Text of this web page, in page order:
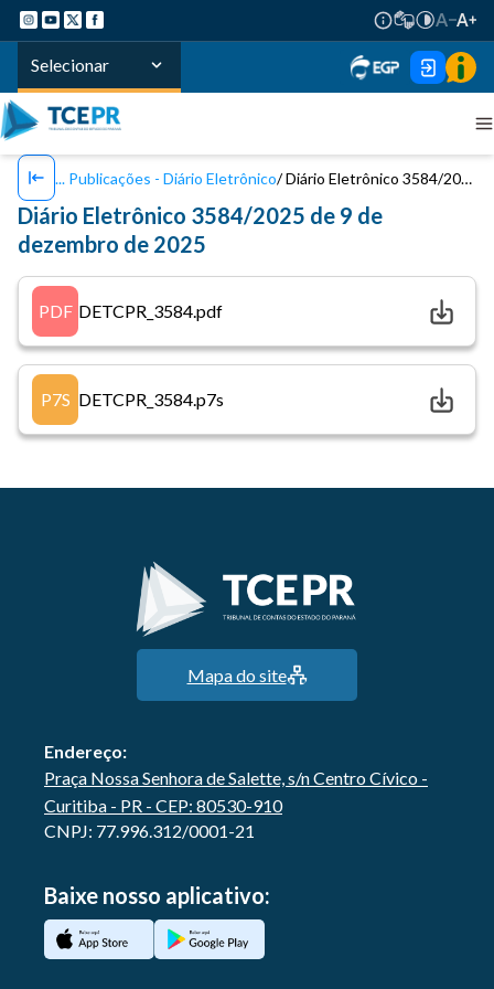
Selecionar
Publicações - Diário Eletrônico Diário Eletrônico 3584/2025 de 9 de dezembro de 2025
Diário Eletrônico 3584/2025 de 9 de
dezembro de 2025
PDF DETCPR_3584.pdf
P7S DETCPR_3584.p7s
Mapa do site
Endereço:
Praça Nossa Senhora de Salette, s/n Centro Cívico -
Curitiba - PR - CEP: 80530-910
CNPJ: 77.996.312/0001-21
Baixe nosso aplicativo: